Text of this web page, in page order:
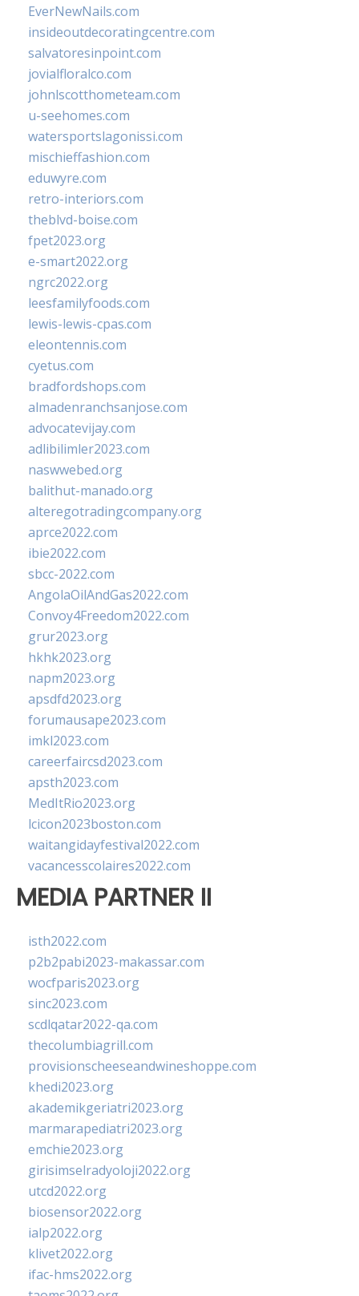
EverNewNails.com
insideoutdecoratingcentre.com
salvatoresinpoint.com
jovialfloralco.com
johnlscotthometeam.com
u-seehomes.com
watersportslagonissi.com
mischieffashion.com
eduwyre.com
retro-interiors.com
theblvd-boise.com
fpet2023.org
e-smart2022.org
ngrc2022.org
leesfamilyfoods.com
lewis-lewis-cpas.com
eleontennis.com
cyetus.com
bradfordshops.com
almadenranchsanjose.com
advocatevijay.com
adlibilimler2023.com
naswwebed.org
balithut-manado.org
alteregotradingcompany.org
aprce2022.com
ibie2022.com
sbcc-2022.com
AngolaOilAndGas2022.com
Convoy4Freedom2022.com
grur2023.org
hkhk2023.org
napm2023.org
apsdfd2023.org
forumausape2023.com
imkl2023.com
careerfaircsd2023.com
apsth2023.com
MedItRio2023.org
lcicon2023boston.com
waitangidayfestival2022.com
vacancesscolaires2022.com
MEDIA PARTNER II
isth2022.com
p2b2pabi2023-makassar.com
wocfparis2023.org
sinc2023.com
scdlqatar2022-qa.com
thecolumbiagrill.com
provisionscheeseandwineshoppe.com
khedi2023.org
akademikgeriatri2023.org
marmarapediatri2023.org
emchie2023.org
girisimselradyoloji2022.org
utcd2022.org
biosensor2022.org
ialp2022.org
klivet2022.org
ifac-hms2022.org